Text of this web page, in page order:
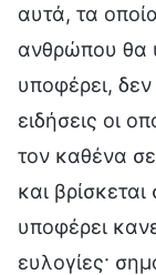
αυτά, τα
ανθρώπου θα
υποφέρει,
ειδήσεις οι
τον καθένα
και
υποφέρει
ευλογίες·